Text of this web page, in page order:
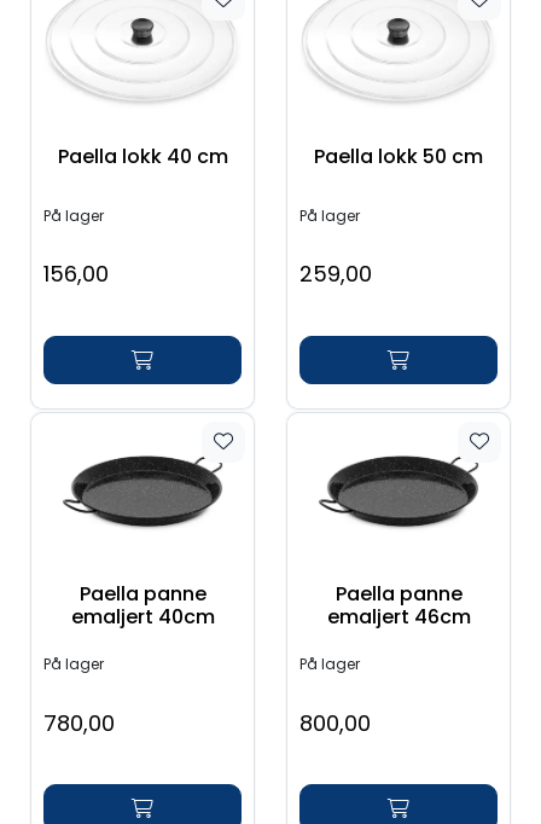
Paella lokk 40 cm
På lager
156,00
Paella lokk 50 cm
På lager
259,00
Paella panne
emaljert 40cm
På lager
780,00
Paella panne
emaljert 46cm
På lager
800,00